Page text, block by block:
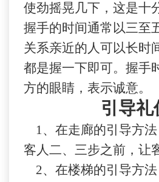
使劲摇晃几下，这是十
握手的时间通常以三至
关系亲近的人可以长时
都是握一下即可。握手
方的眼睛，表示诚意。
引导礼
1、 在走廊的引导方
客人二、三步之前，让
2、 在楼梯的引导方